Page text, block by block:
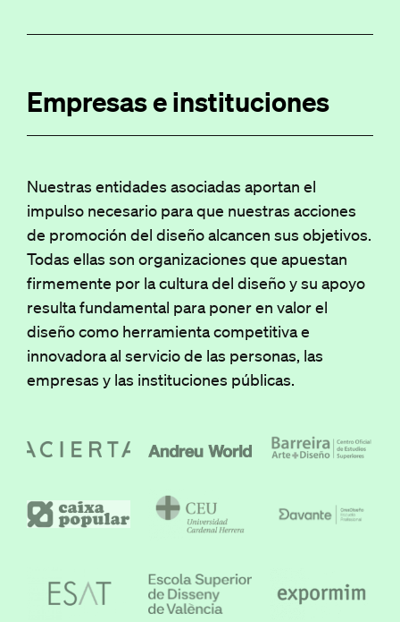
Empresas e instituciones
Nuestras entidades asociadas aportan el
impulso necesario para que nuestras acciones
de promoción del diseño alcancen sus objetivos.
Todas ellas son organizaciones que apuestan
firmemente por la cultura del diseño y su apoyo
resulta fundamental para poner en valor el
diseño como herramienta competitiva e
innovadora al servicio de las personas, las
empresas y las instituciones públicas.